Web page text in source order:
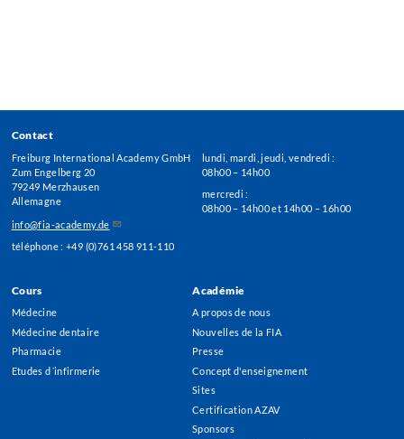
Contact
Freiburg International Academy GmbH
Zum Engelberg 20
79249 Merzhausen
Allemagne
info@fia-academy.de
téléphone : +49 (0)761 458 911-110
lundi, mardi, jeudi, vendredi :
08h00 – 14h00
mercredi :
08h00 – 14h00 et 14h00 – 16h00
Footer
Menu
Cours
Médecine
Médecine dentaire
Pharmacie
Etudes d´infirmerie
Académie
A propos de nous
Nouvelles de la FIA
Presse
Concept d'enseignement
Sites
Certification AZAV
Sponsors